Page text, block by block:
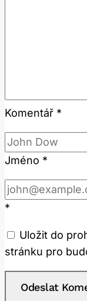
Komentář *
Jméno *
*
Uložit do
stránku pro